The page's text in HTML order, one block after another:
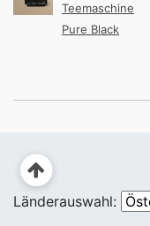
Teemaschine
Pure Black
Länderauswahl: